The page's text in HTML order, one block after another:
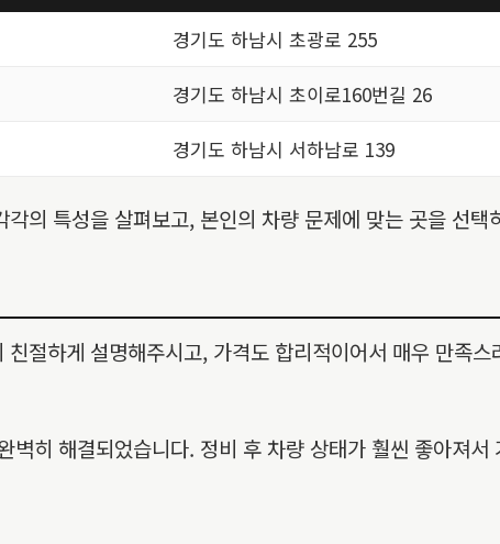
경기도 하남시 초광로 255
경기도 하남시 초이로160번길 26
경기도 하남시 서하남로 139
의 특성을 살펴보고, 본인의 차량 문제에 맞는 곳을 선택
절하게 설명해주시고, 가격도 합리적이어서 매우 만족
히 해결되었습니다. 정비 후 차량 상태가 훨씬 좋아져서